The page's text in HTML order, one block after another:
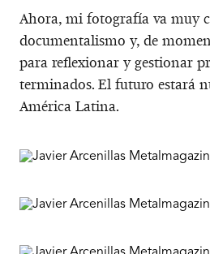
Ahora, mi fotografía va muy
documentalismo y, de
para reflexionar y gestionar
terminados. El futuro estará
América Latina.